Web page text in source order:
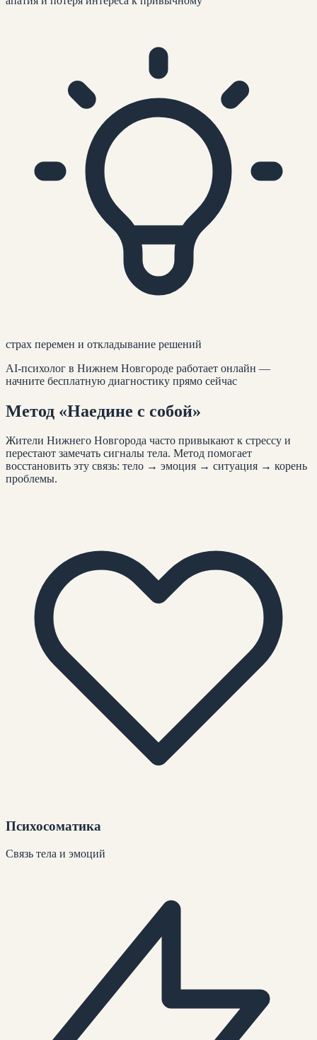
страх перемен и откладывание решений
AI-психолог в Нижнем Новгороде работает онлайн —
начните бесплатную диагностику прямо сейчас
Метод «Наедине с собой»
Жители Нижнего Новгорода часто привыкают к стрессу и
перестают замечать сигналы тела. Метод помогает
восстановить эту связь: тело → эмоция → ситуация → корень
проблемы.
Психосоматика
Связь тела и эмоций